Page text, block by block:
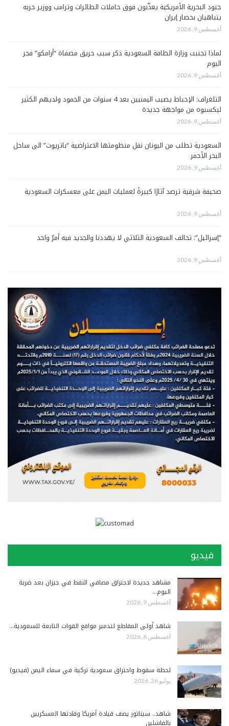
جنود البحرية الأمريكية يعذّبون فوق حاملات الطائرات وترامب ووزير حربه
يتباهيان بحصار إيران
أغسطس 9, 2026
لماذا تجنبت وزارة الطاقة السعودية ذكر سبب حريق مصفاة “أرامكو” فجر
اليوم
أغسطس 9, 2026
التلغراف: الإحباط يصيب اليمنيين بعد 4 سنوات من الجمود ولديهم الكثير
ليكسبوه من مواجهة جديدة
أغسطس 9, 2026
السعودية تطلب من اليونان نقل منظومتها الاعتراضية “باتريوت” الى ساحل
البحر الأحمر
أغسطس 9, 2026
صحيفة شرقية ترصد آثارًا كبيرةً لعمليات اليمن على معسكرات السعودية
أغسطس 9, 2026
“إسرائيل”: تحالف السعودية الثلاثي لا يهددنا والجديد فيه أمرٌ واحد
أغسطس 9, 2026
فيديو
مشاهد جديدة لاحتراق مصافي النفط في جيزان بعد ضربة
اليوم…
أغسطس 9, 2026
شاهد أولى المقاطع لتدمير مواقع القوات التابعة للسعودية…
أغسطس 6, 2026
لحظة سقوط واحتراق سعودية تركية في سماء اليمن (فيديو)
يوليو 26, 2026
شاهد.. سيناتور يصف قيادة أمريكا وقادتها العسكريين
بالفاشلين